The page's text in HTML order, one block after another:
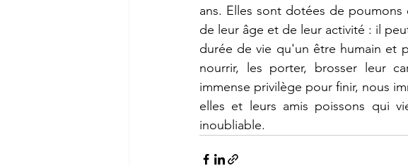
ans. Elles sont dotées de
de leur âge et de leur activité : il
durée de vie qu'un être humain et
nourrir, les porter, brosser leur
immense privilège pour finir, nous
elles et leurs amis poissons qui
inoubliable.